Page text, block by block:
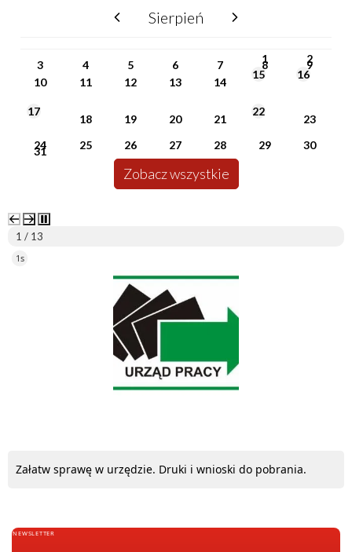
poprzedni miesiącSierpień następny miesiąc
1 2
3 4 5 6 7 8
9
10
11 12 13 14
15 16
17
18 19 20 21
22
23
24
25 26 27 28 29 30
31
Zobacz wszystkie
2 / 13
5s
Załatw sprawę w urzędzie. Druki i wnioski do pobrania.
NEWSLETTER